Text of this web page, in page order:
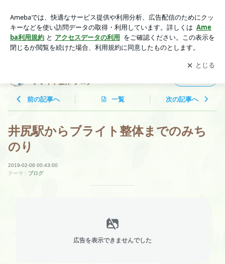
。慢性痛を得意とする ブライト整体 ブログ
アプリをダウンロードして ブログの更新通知
を受け取りまし
ょう。
開く
ブライト整体 ブログ
前の記事へ 一覧 次の記事へ
井尻駅からブライト整体までのみち
のり
2019-02-08 00:43:00
テーマ： ブログ
広告を表示できませんでした